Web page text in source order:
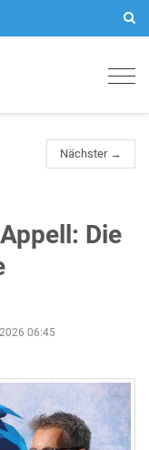
Nächster →
Die
06:45